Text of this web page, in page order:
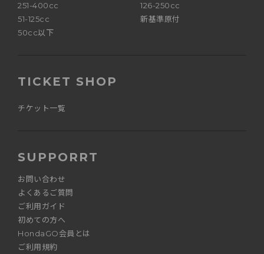
251-400cc
126-250cc
51-125cc
新基準原付
50cc以下
TICKET SHOP
チケット一覧
SUPPORRT
お問い合わせ
よくあるご質問
ご利用ガイド
初めての方へ
HondaGO会員とは
ご利用規約